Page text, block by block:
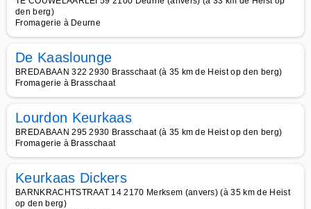
den berg)
Fromagerie à Deurne
De Kaaslounge
BREDABAAN 322 2930 Brasschaat (à 35 km de Heist op den berg)
Fromagerie à Brasschaat
Lourdon Keurkaas
BREDABAAN 295 2930 Brasschaat (à 35 km de Heist op den berg)
Fromagerie à Brasschaat
Keurkaas Dickers
BARNKRACHTSTRAAT 14 2170 Merksem (anvers) (à 35 km de Heist
op den berg)